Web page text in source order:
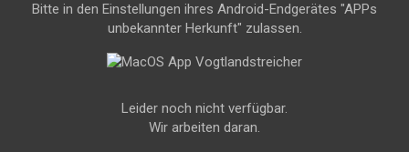
Bitte in den Einstellungen ihres Android-Endgerätes "APPs
unbekannter Herkunft" zulassen.
Leider noch nicht verfügbar.
Wir arbeiten daran.